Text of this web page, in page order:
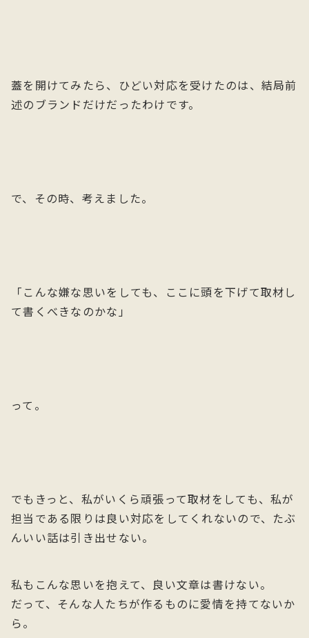
蓋を開けてみたら、ひどい対応を受けたのは、結局前
述のブランドだけだったわけです。
で、その時、考えました。
「こんな嫌な思いをしても、ここに頭を下げて取材し
て書くべきなのかな」
って。
でもきっと、私がいくら頑張って取材をしても、私が
担当である限りは良い対応をしてくれないので、たぶ
んいい話は引き出せない。
私もこんな思いを抱えて、良い文章は書けない。
だって、そんな人たちが作るものに愛情を持てないか
ら。